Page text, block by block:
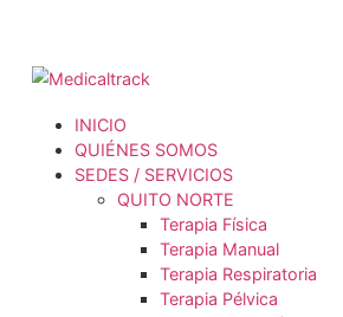
INICIO
QUIÉNES SOMOS
SEDES / SERVICIOS
QUITO NORTE
Terapia Física
Terapia Manual
Terapia Respiratoria